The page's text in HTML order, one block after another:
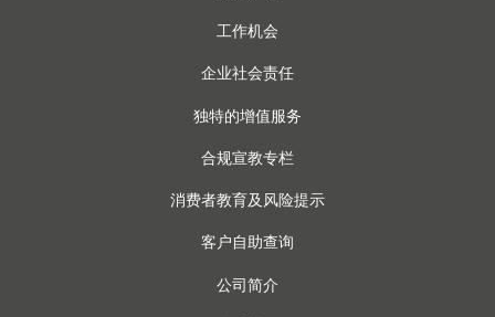
工作机会
企业社会责任
独特的增值服务
合规宣教专栏
消费者教育及风险提示
客户自助查询
公司简介